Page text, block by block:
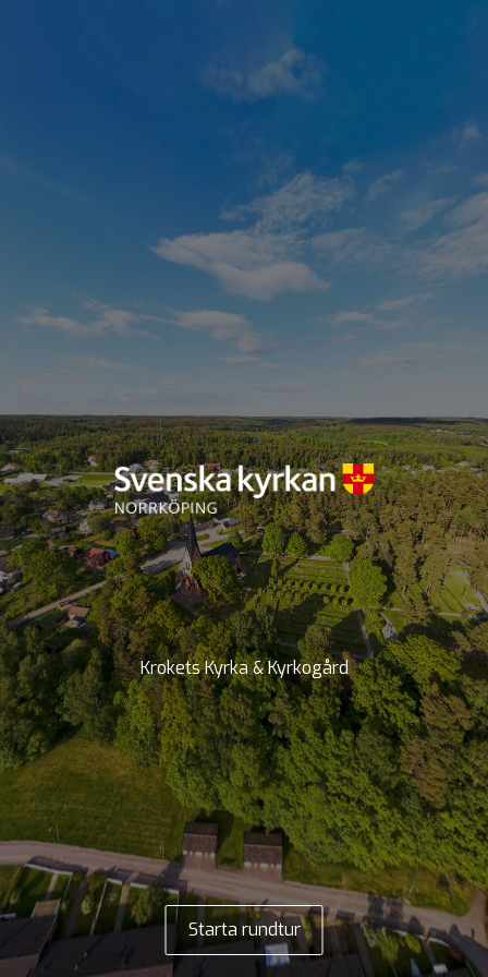
Krokets Kyrka & Kyrkogård
Starta rundtur